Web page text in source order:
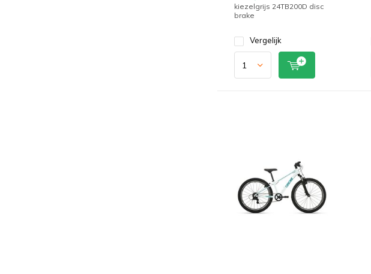
kiezelgrijs 24TB200D disc
brake
Vergelijk